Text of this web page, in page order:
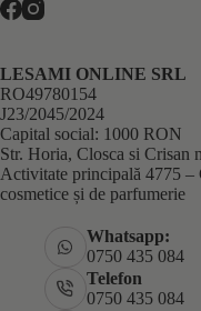
LESAMI ONLINE SRL
RO49780154
J23/2045/2024
Capital social: 1000 RON
Str. Horia, Closca si Crisan
Activitate principală 4775 –
cosmetice și de parfumerie
Whatsapp:
0750 435 084
Telefon
0750 435 084